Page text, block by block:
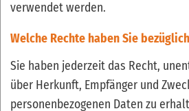
verwendet werden.
Welche Rechte haben Sie
Sie haben jederzeit das Recht,
über Herkunft, Empfänger und
personenbezogenen Daten zu